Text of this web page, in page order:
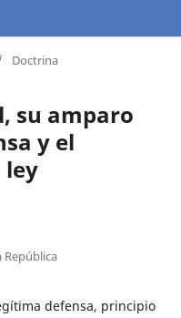
Doctrina
su amparo
y el
ley
República
defensa, principio